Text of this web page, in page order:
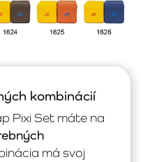
kombinácií
Pixi Set máte na
má svoj